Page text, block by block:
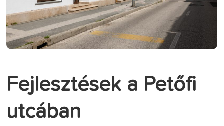
Fejlesztések a Petőfi
utcában